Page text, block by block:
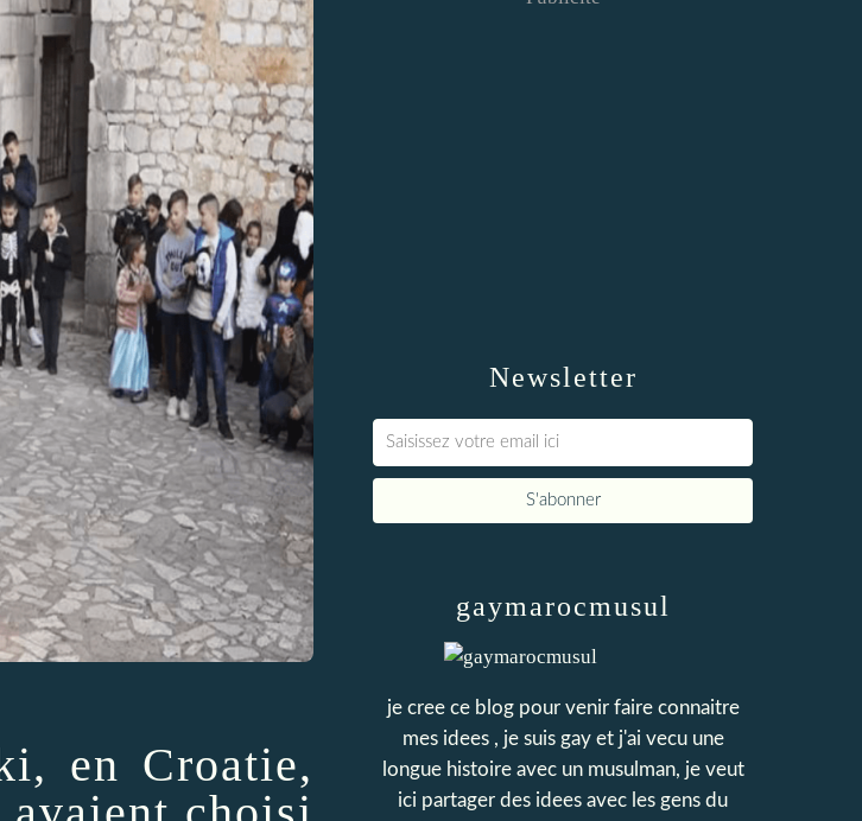
en Croatie,
Newsletter
gaymarocmusul
je cree ce blog pour venir faire connaitre
mes idees , je suis gay et j'ai vecu une
longue histoire avec un musulman, je veut
ici partager des idees avec les gens du